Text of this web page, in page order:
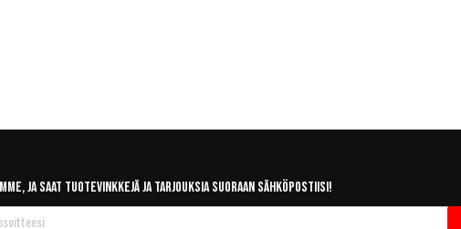
ja saat tuotevinkkejä ja tarjouksia suoraan sähköpostiisi!